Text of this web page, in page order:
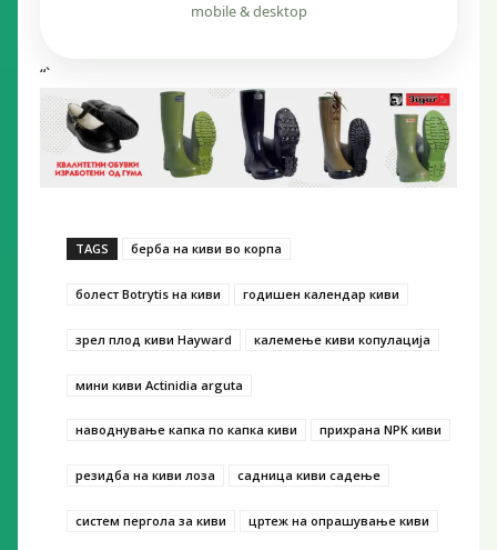
mobile & desktop
“`
TAGS берба на киви во корпа
болест Botrytis на киви годишен календар киви
зрел плод киви Hayward калемење киви копулација
мини киви Actinidia arguta
наводнување капка по капка киви прихрана NPK киви
резидба на киви лоза садница киви садење
систем пергола за киви цртеж на опрашување киви